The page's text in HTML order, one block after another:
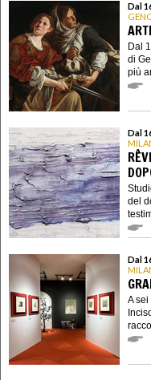
Dal
Dal
di
più
Dal
del
Dal
A